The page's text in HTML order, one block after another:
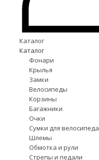
Каталог
Каталог
Фонари
Крылья
Замки
Велосипеды
Корзины
Багажники
Очки
Сумки для велосипеда
Шлемы
Обмотка и рули
Стрепы и педали